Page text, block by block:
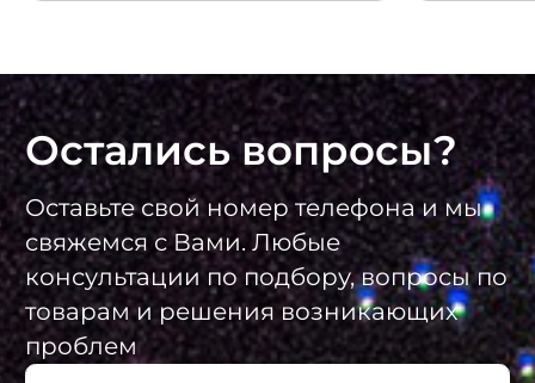
Остались вопросы?
Оставьте свой номер телефона и мы
свяжемся с Вами. Любые
консультации по подбору, вопросы по
товарам и решения возникающих
проблем